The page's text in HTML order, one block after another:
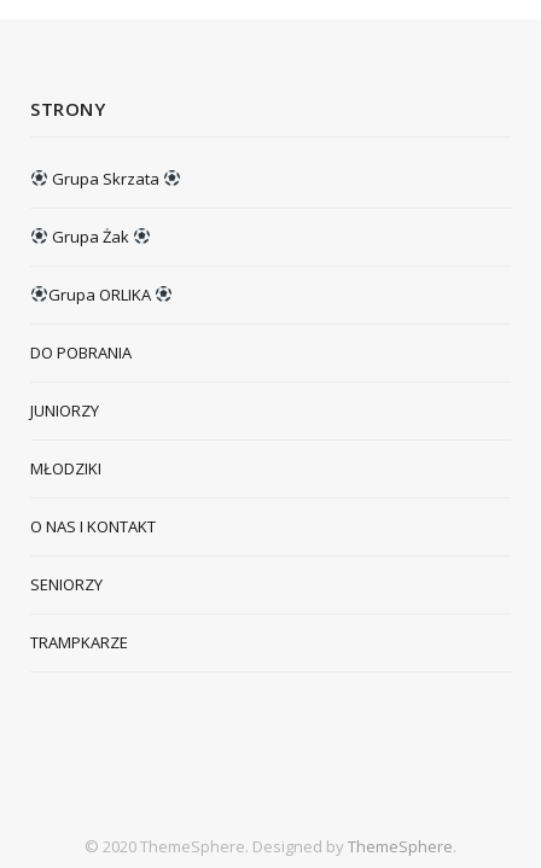
STRONY
Grupa Skrzata
Grupa Żak
Grupa ORLIKA
DO POBRANIA
JUNIORZY
MŁODZIKI
O NAS I KONTAKT
SENIORZY
TRAMPKARZE
© 2020 ThemeSphere. Designed by ThemeSphere.